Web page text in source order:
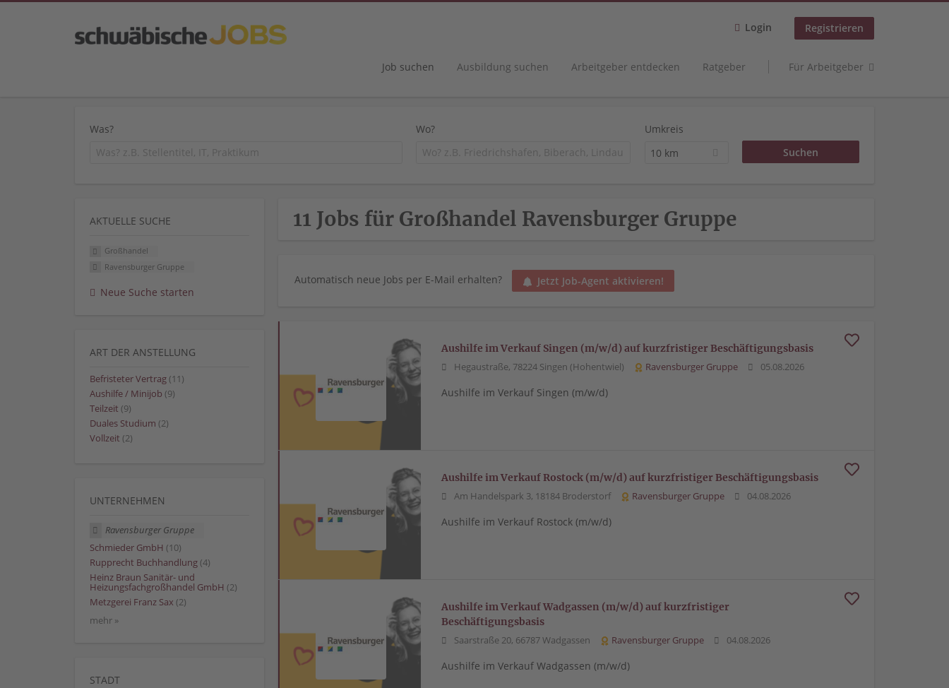
Login Registrieren
Job suchen Ausbildung suchen Arbeitgeber entdecken Ratgeber Für Arbeitgeber
Was? Wo?
Umkreis
10 km
11 Jobs für Großhandel Ravensburger Gruppe
Automatisch neue Jobs per E-Mail erhalten? Jetzt Job-Agent aktivieren!
Aushilfe im Verkauf Singen (m/w/d) auf kurzfristiger Beschäftigungsbasis
Hegaustraße, 78224 Singen (Hohentwiel) Ravensburger Gruppe 05.08.2026
Aushilfe im Verkauf Singen (m/w/d)
Aushilfe im Verkauf Rostock (m/w/d) auf kurzfristiger Beschäftigungsbasis
Am Handelspark 3, 18184 Broderstorf Ravensburger Gruppe 04.08.2026
Aushilfe im Verkauf Rostock (m/w/d)
Aushilfe im Verkauf Wadgassen (m/w/d) auf kurzfristiger
Beschäftigungsbasis
Saarstraße 20, 66787 Wadgassen Ravensburger Gruppe 04.08.2026
Aushilfe im Verkauf Wadgassen (m/w/d)
AKTUELLE SUCHE
Großhandel
Ravensburger Gruppe
Neue Suche starten
ART DER ANSTELLUNG
Befristeter Vertrag (11)
Aushilfe / Minijob (9)
Teilzeit (9)
Duales Studium (2)
Vollzeit (2)
UNTERNEHMEN
Ravensburger Gruppe
Schmieder GmbH (10)
Rupprecht Buchhandlung (4)
Heinz Braun Sanitär- und
Heizungsfachgroßhandel GmbH (2)
Metzgerei Franz Sax (2)
mehr »
STADT